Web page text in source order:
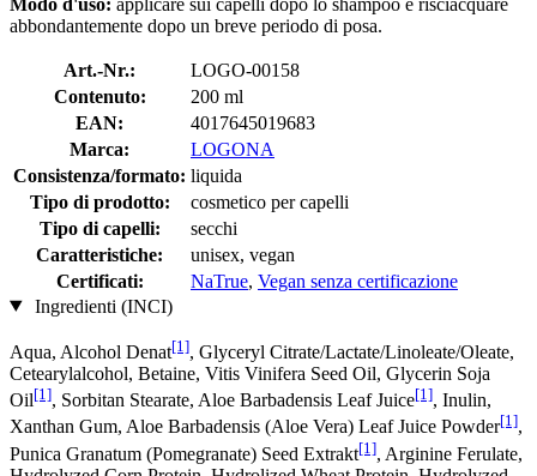
abbondantemente dopo un breve periodo di posa.
Art.-Nr.:
LOGO-00158
Contenuto:
200 ml
EAN:
4017645019683
Marca:
LOGONA
Consistenza/formato: liquida
Tipo di prodotto:
cosmetico per capelli
Tipo di capelli:
secchi
Caratteristiche:
unisex, vegan
Certificati:
NaTrue, Vegan senza certificazione
Ingredienti (INCI)
Aqua, Alcohol Denat[1], Glyceryl Citrate/Lactate/Linoleate/Oleate,
Cetearylalcohol, Betaine, Vitis Vinifera Seed Oil, Glycerin Soja
Oil[1], Sorbitan Stearate, Aloe Barbadensis Leaf Juice[1], Inulin,
Xanthan Gum, Aloe Barbadensis (Aloe Vera) Leaf Juice Powder[1],
Punica Granatum (Pomegranate) Seed Extrakt[1], Arginine Ferulate,